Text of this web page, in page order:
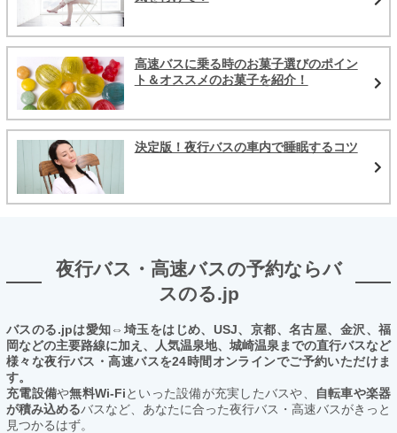
高速バスに乗る時のお菓子選びのポイン
ト＆オススメのお菓子を紹介！
決定版！夜行バスの車内で睡眠するコツ
夜行バス・高速バスの予約ならバ
スのる.jp
バスのる.jpは愛知⇔埼玉をはじめ、USJ、京都、名古屋、金沢、福
岡などの主要路線に加え、人気温泉地、城崎温泉までの直行バスなど
様々な夜行バス・高速バスを24時間オンラインでご予約いただけま
す。
充電設備や無料Wi-Fiといった設備が充実したバスや、
自転車や楽器
が積み込めるバスなど、あなたに合った夜行バス・高速バスがきっと
見つかるはず。